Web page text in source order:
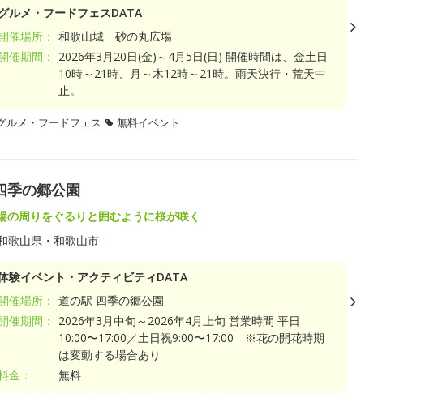
ルメ・フードフェスDATA
催場所： 和歌山城 砂の丸広場
催期間：
2026年3月20日(金)～4月5日(日) 開催時間は、金土日
10時～21時、月～木12時～21時。雨天決行・荒天中
止。
ルメ・フードフェス 無料イベント
季の郷公園
の周りをぐるりと囲むように桜が咲く
歌山県・和歌山市
験イベント・アクティビティDATA
催場所： 道の駅 四季の郷公園
催期間：
2026年3月中旬～2026年4月上旬 営業時間 平日
10:00〜17:00／土日祝9:00〜17:00 ※花の開花時期
は変動する場合あり
金：
無料